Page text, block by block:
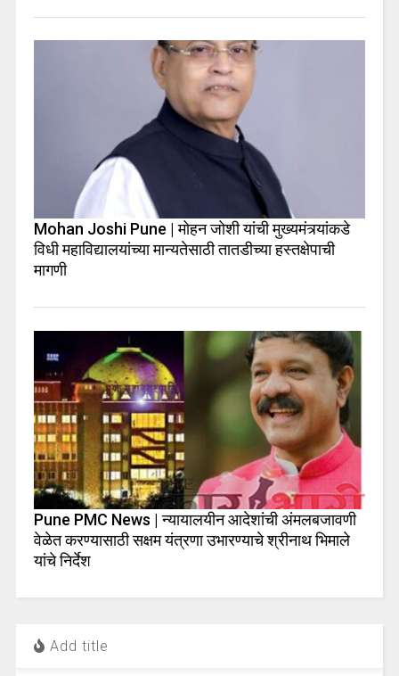
Mohan Joshi Pune | मोहन जोशी यांची मुख्यमंत्र्यांकडे
विधी महाविद्यालयांच्या मान्यतेसाठी तातडीच्या हस्तक्षेपाची
मागणी
Pune PMC News | न्यायालयीन आदेशांची अंमलबजावणी
वेळेत करण्यासाठी सक्षम यंत्रणा उभारण्याचे श्रीनाथ भिमाले
यांचे निर्देश
Add title